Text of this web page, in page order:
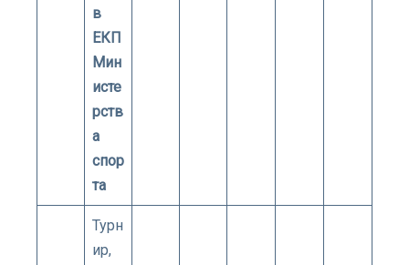
в
ЕКП
Мин
исте
рств
а
спор
та
Турн
ир,